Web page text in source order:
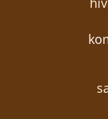
lépésre